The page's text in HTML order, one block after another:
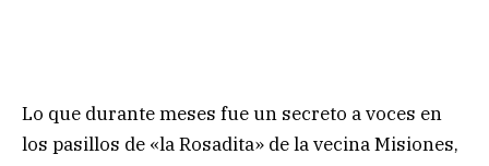
Lo que durante meses fue un secreto a voces en
los pasillos de «la Rosadita» de la vecina Misiones,